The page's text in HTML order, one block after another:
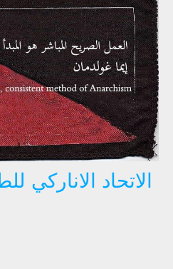
الاتحاد الاناركي